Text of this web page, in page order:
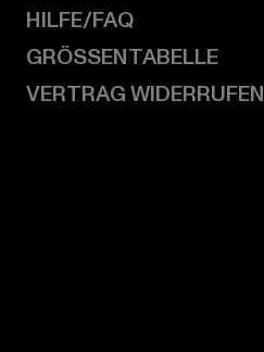
HILFE/FAQ
GRÖSSENTABELLE
VERTRAG WIDERRUFEN